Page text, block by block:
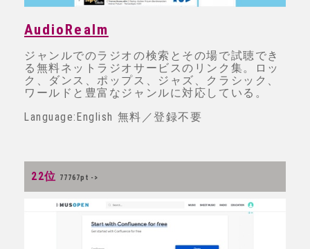
AudioRealm
ジャンルでのラジオの検索とその場で試聴でき
る無料ネットラジオサービスのリンク集。ロッ
ク、ダンス、ポップス、ジャズ、クラシック、
ワールドと豊富なジャンルに対応している。
Language:English 無料／登録不要
22位 77767pt ->